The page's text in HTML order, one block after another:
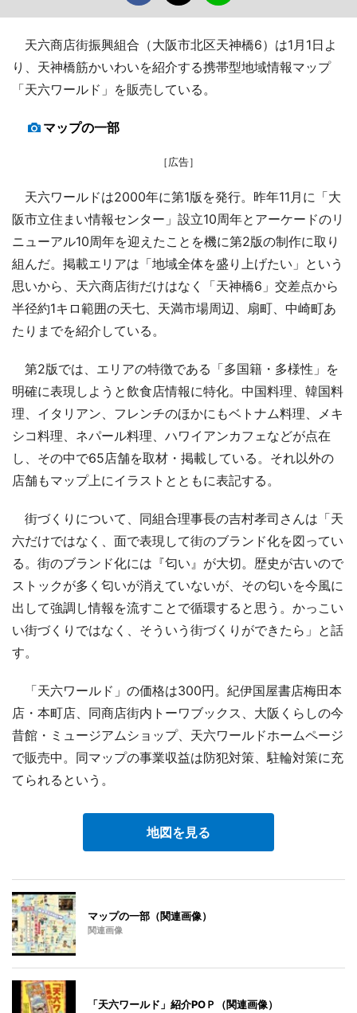
天六商店街振興組合（大阪市北区天神橋6）は1月1日よ
り、天神橋筋かいわいを紹介する携帯型地域情報マップ
「天六ワールド」を販売している。
マップの一部
［広告］
天六ワールドは2000年に第1版を発行。昨年11月に「大
阪市立住まい情報センター」設立10周年とアーケードのリ
ニューアル10周年を迎えたことを機に第2版の制作に取り
組んだ。掲載エリアは「地域全体を盛り上げたい」という
思いから、天六商店街だけはなく「天神橋6」交差点から
半径約1キロ範囲の天七、天満市場周辺、扇町、中崎町あ
たりまでを紹介している。
第2版では、エリアの特徴である「多国籍・多様性」を
明確に表現しようと飲食店情報に特化。中国料理、韓国料
理、イタリアン、フレンチのほかにもベトナム料理、メキ
シコ料理、ネパール料理、ハワイアンカフェなどが点在
し、その中で65店舗を取材・掲載している。それ以外の
店舗もマップ上にイラストとともに表記する。
街づくりについて、同組合理事長の吉村孝司さんは「天
六だけではなく、面で表現して街のブランド化を図ってい
る。街のブランド化には『匂い』が大切。歴史が古いので
ストックが多く匂いが消えていないが、その匂いを今風に
出して強調し情報を流すことで循環すると思う。かっこい
い街づくりではなく、そういう街づくりができたら」と話
す。
「天六ワールド」の価格は300円。紀伊国屋書店梅田本
店・本町店、同商店街内トーワブックス、大阪くらしの今
昔館・ミュージアムショップ、天六ワールドホームページ
で販売中。同マップの事業収益は防犯対策、駐輪対策に充
てられるという。
地図を見る
マップの一部（関連画像）
関連画像
「天六ワールド」紹介POＰ（関連画像）